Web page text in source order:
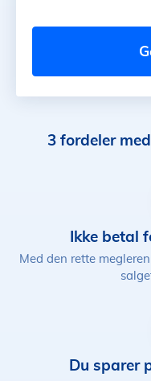
3 fordeler
Ikke betal
Med den rette
Du sparer